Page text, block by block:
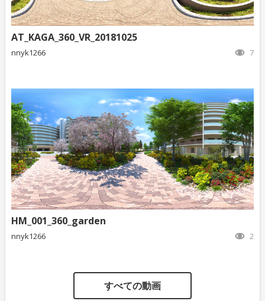
AT_KAGA_360_VR_20181025
nnyk1266 7
HM_001_360_garden
nnyk1266 2
すべての動画